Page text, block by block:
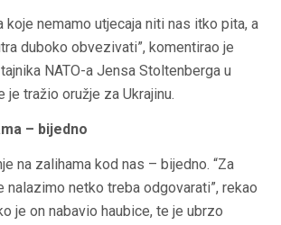
koje nemamo utjecaja niti nas itko pita, a
duboko obvezivati”, komentirao je
NATO-a Jensa Stoltenberga u
je tražio oružje za Ukrajinu.
– bijedno
na zalihama kod nas – bijedno. “Za
nalazimo netko treba odgovarati”, rekao
je on nabavio haubice, te je ubrzo